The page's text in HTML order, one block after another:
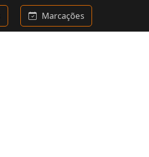
Marcações